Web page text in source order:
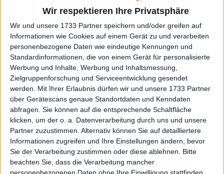
Wir respektieren Ihre Privatsphäre
Wir und unsere 1733 Partner speichern und/oder greifen auf
Informationen wie Cookies auf einem Gerät zu und verarbeiten
personenbezogene Daten wie eindeutige Kennungen und
Standardinformationen, die von einem Gerät für personalisierte
Werbung und Inhalte, Werbung und Inhaltsmessung,
Zielgruppenforschung und Serviceentwicklung gesendet
werden.
Mit Ihrer Erlaubnis dürfen wir und unsere 1733 Partner
über Gerätescans genaue Standortdaten und Kenndaten
abfragen. Sie können auf die entsprechende Schaltfläche
klicken, um der o. a. Datenverarbeitung durch uns und unsere
Partner zuzustimmen. Alternativ können Sie auf detailliertere
Informationen zugreifen und Ihre Einstellungen ändern, bevor
Sie der Verarbeitung zustimmen oder diese ablehnen.
Bitte
beachten Sie, dass die Verarbeitung mancher
personenbezogenen Daten ohne Ihre Einwilligung stattfinden
ATP
„Man muss bereit sein, tief zu gehen“: Casper
Ruud erläutert die Anforderungen auf Sand nach
dem Monte-Carlo-Auftakt
08 April 2026